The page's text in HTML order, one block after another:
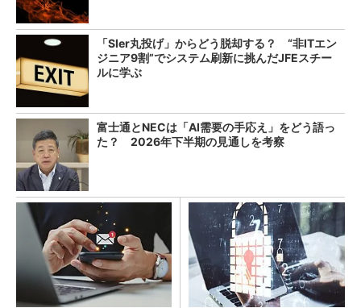
「SIer丸投げ」からどう脱却する？ “非ITエン
ジニア9割”でシステム刷新に挑んだJFEスチー
ルに学ぶ
富士通とNECは「AI需要の手応え」をどう語っ
た？ 2026年下半期の見通しを考察